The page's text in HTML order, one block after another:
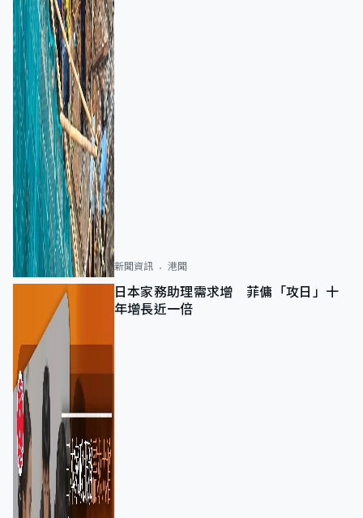
新聞資訊 港聞
日本家務助理需求增 菲傭「攻日」十
年增長近一倍